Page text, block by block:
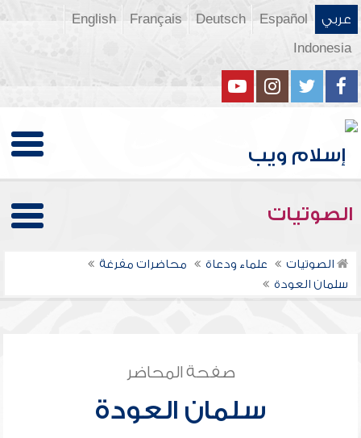
عربي Español
Deutsch
Français
English
Indonesia
الصوتيات
الصوتيات علماء ودعاة
محاضرات مفرغة
سلمان العودة
صفحة المحاضر
سلمان العودة